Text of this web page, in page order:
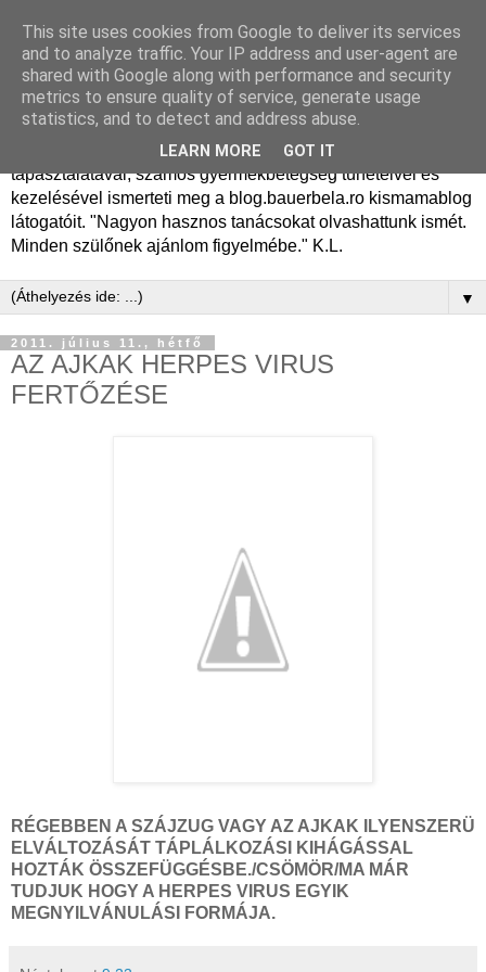
Dr. Bauer Béla Ph.D.
gyermekgyógyász
Dr. Bauer Béla Ph.D. gyermekgyógyász főorvos, 50 éves
tapasztalatával, számos gyermekbetegség tüneteivel és
kezelésével ismerteti meg a blog.bauerbela.ro kismamablog
látogatóit. "Nagyon hasznos tanácsokat olvashattunk ismét.
Minden szülőnek ajánlom figyelmébe." K.L.
▼
2011. július 11., hétfő
AZ AJKAK HERPES VIRUS
FERTŐZÉSE
RÉGEBBEN A SZÁJZUG VAGY AZ AJKAK ILYENSZERÜ
ELVÁLTOZÁSÁT TÁPLÁLKOZÁSI KIHÁGÁSSAL
HOZTÁK ÖSSZEFÜGGÉSBE./CSÖMÖR/MA MÁR
TUDJUK HOGY A HERPES VIRUS EGYIK
MEGNYILVÁNULÁSI FORMÁJA.
This site uses cookies from Google to deliver its services
and to analyze traffic. Your IP address and user-agent are
shared with Google along with performance and security
metrics to ensure quality of service, generate usage
statistics, and to detect and address abuse.
LEARN MORE GOT IT